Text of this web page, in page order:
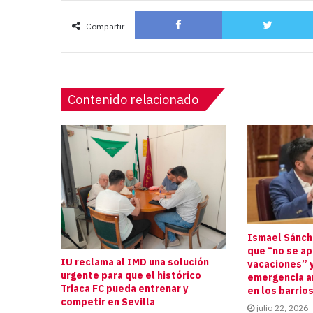
Compartir
Facebook
Contenido relacionado
IU reclama al IMD una solución
urgente para que el histórico
Triaca FC pueda entrenar y
competir en Sevilla
Ismael
que “no se
vacaciones”
emergencia
en los barrios
julio 22, 2026